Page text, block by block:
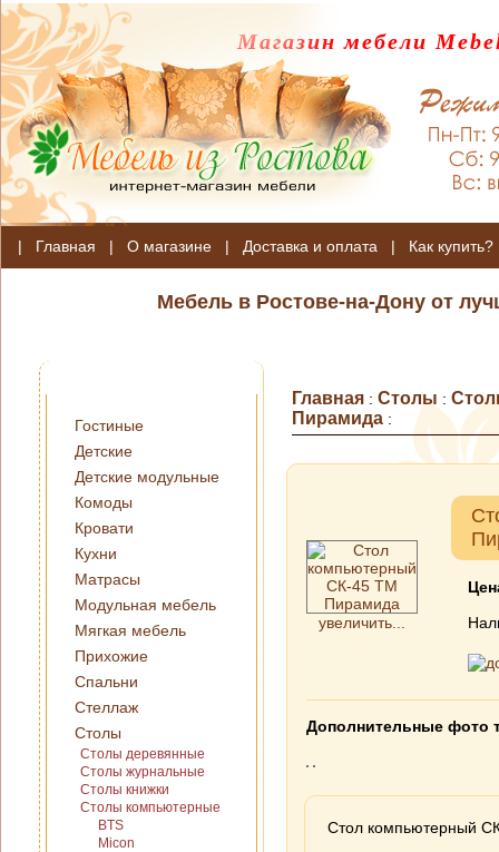
Магазин мебели
| Главная | О магазине | Доставка и оплата | Как купить?
Мебель в Ростове-на-Дону от
Гостиные
Детские
Детские модульные
Комоды
Кровати
Кухни
Матрасы
Модульная мебель
Мягкая мебель
Прихожие
Спальни
Стеллаж
Столы
Столы деревянные
Столы журнальные
Столы книжки
Столы компьютерные
BTS
Micon
Главная : Столы :
Пирамида :
увеличить...
Дополнительные фото
Стол компьютерный